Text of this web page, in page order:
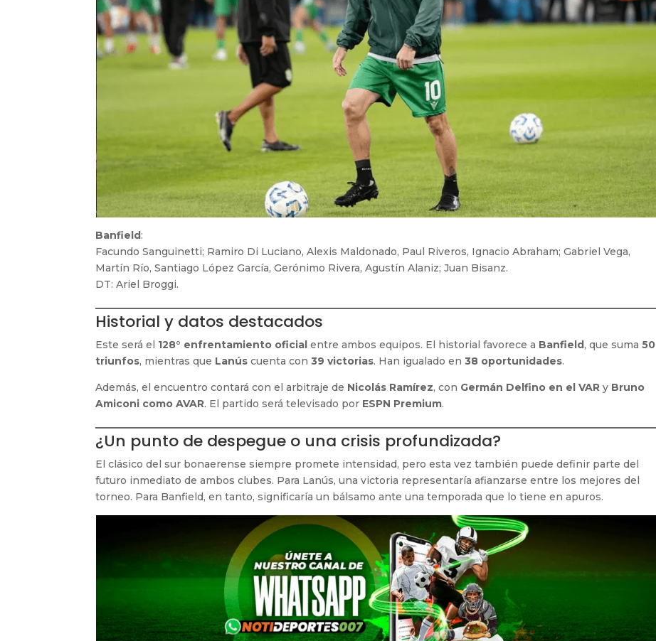
Banfield:
Facundo Sanguinetti; Ramiro Di Luciano, Alexis Maldonado, Paul Riveros, Ignacio Abraham; Gabriel Vega,
Martín Río, Santiago López García, Gerónimo Rivera, Agustín Alaniz; Juan Bisanz.
DT: Ariel Broggi.
Historial y datos destacados
Este será el 128° enfrentamiento oficial entre ambos equipos. El historial favorece a Banfield, que suma50
triunfos, mientras que Lanús cuenta con39 victorias. Han igualado en38 oportunidades.
Además, el encuentro contará con el arbitraje de Nicolás Ramírez, con Germán Delfino en el VAR y Bruno
Amiconi como AVAR. El partido será televisado por ESPN Premium.
¿Un punto de despegue o una crisis profundizada?
El clásico del sur bonaerense siempre promete intensidad, pero esta vez también puede definir parte del
futuro inmediato de ambos clubes. Para Lanús, una victoria representaría afianzarse entre los mejores del
torneo. Para Banfield, en tanto, significaría un bálsamo ante una temporada que lo tiene en apuros.